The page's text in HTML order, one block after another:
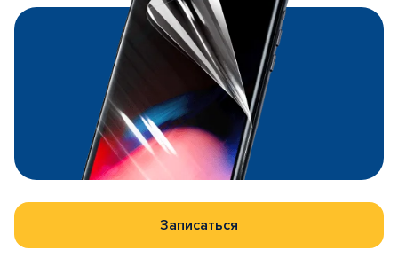
Записаться